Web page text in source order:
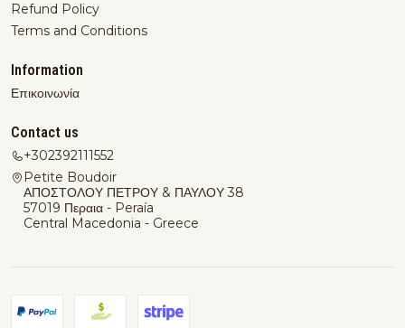
Refund Policy
Terms and Conditions
Information
Επικοινωνία
Contact us
+302392111552
Petite Boudoir
ΑΠΟΣΤΟΛΟΥ ΠΕΤΡΟΥ & ΠΑΥΛΟΥ 38
57019 Περαια - Peraía
Central Macedonia - Greece